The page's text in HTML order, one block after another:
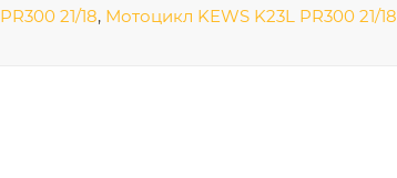
PR300 21/18, Мотоцикл KEWS K23L PR300 21/18